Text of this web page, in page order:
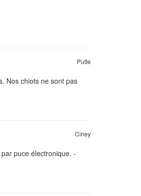
Putte
Nos chiots ne sont pas
Ciney
puce électronique. -